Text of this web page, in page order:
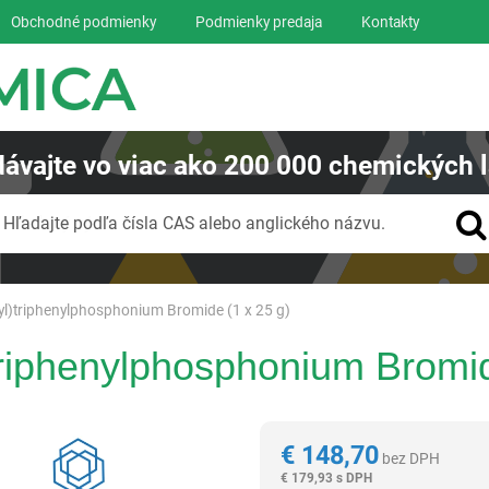
Bromide (1 x 25 g)
€148,70 bez DPH
€ 179,93 s DPH
Obchodné podmienky Podmienky predaja Kontakty
vo viac ako200 000 chemických
Hľadajte podľa čísla CAS alebo anglického názvu.